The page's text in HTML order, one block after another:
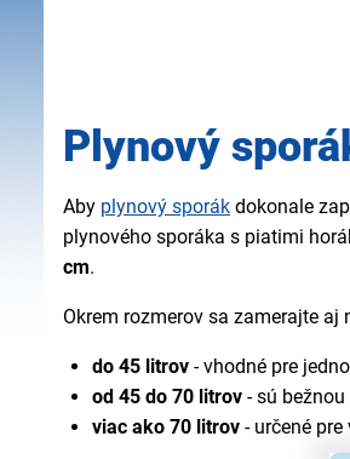
Plynový
Aby plynový sporák dokonale
plynového sporáka s piatimi
cm.
Okrem rozmerov sa zamerajte aj
do 45 litrov - vhodné pre
od 45 do 70 litrov - sú
viac ako 70 litrov - určené